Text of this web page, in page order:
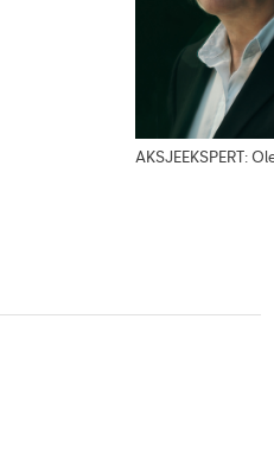
AKSJEEKSPERT: